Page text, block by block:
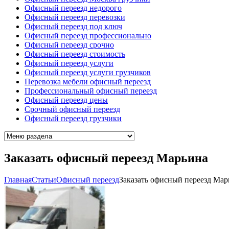
Офисный переезд недорого
Офисный переезд перевозки
Офисный переезд под ключ
Офисный переезд профессионально
Офисный переезд срочно
Офисный переезд стоимость
Офисный переезд услуги
Офисный переезд услуги грузчиков
Перевозка мебели офисный переезд
Профессиональный офисный переезд
Офисный переезд цены
Срочный офисный переезд
Офисный переезд грузчики
Заказать офисный переезд Марьина
ГлавнаяCтатьиОфисный переездЗаказать офисный переезд